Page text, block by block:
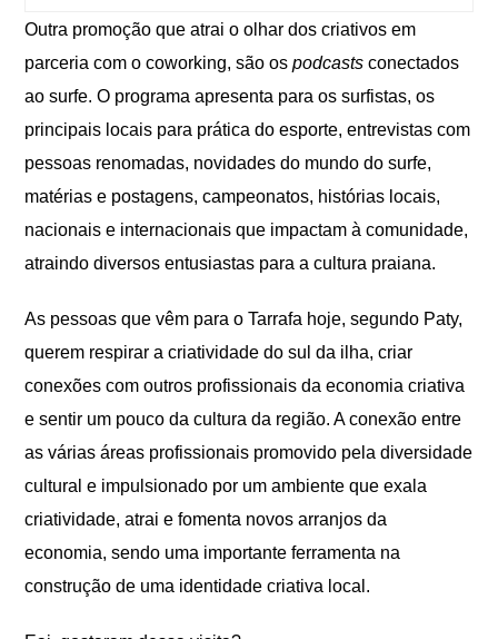
Outra promoção que atrai o olhar dos criativos em
parceria com ocoworking, são ospodcasts conectados
ao surfe. O programa apresenta para os surfistas, os
principais locais para prática do esporte, entrevistas com
pessoas renomadas, novidades do mundo do surfe,
matérias e postagens, campeonatos, histórias locais,
nacionais e internacionais que impactam à comunidade,
atraindo diversos entusiastas para a cultura praiana.
As pessoas que vêm para o Tarrafa hoje, segundo Paty,
querem respirar a criatividade do sul da ilha, criar
conexões com outros profissionais da economia criativa
e sentir um pouco da cultura da região.A conexão entre
as várias áreas profissionais promovido pela diversidade
cultural e impulsionado por um ambiente que exala
criatividade, atrai e fomenta novos arranjos da
economia, sendo uma importante ferramenta na
construção de uma identidade criativa local.